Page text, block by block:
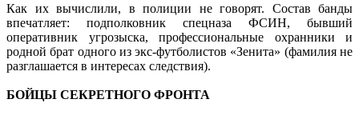
Как их вычислили, в полиции не говорят. Состав банды
впечатляет: подполковник спецназа ФСИН, бывший
оперативник угрозыска, профессиональные охранники и
родной брат одного из экс-футболистов «Зенита» (фамилия не
разглашается в интересах следствия).
БОЙЦЫ СЕКРЕТНОГО ФРОНТА